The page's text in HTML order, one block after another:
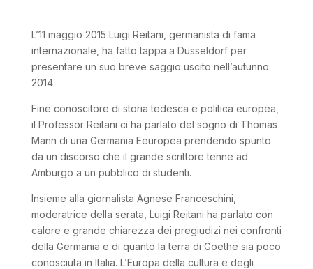
L’11 maggio 2015 Luigi Reitani, germanista di fama
internazionale, ha fatto tappa a Düsseldorf per
presentare un suo breve saggio uscito nell’autunno
2014.
Fine conoscitore di storia tedesca e politica europea,
il Professor Reitani ci ha parlato del sogno di Thomas
Mann di una Germania Eeuropea prendendo spunto
da un discorso che il grande scrittore tenne ad
Amburgo a un pubblico di studenti.
Insieme alla giornalista Agnese Franceschini,
moderatrice della serata, Luigi Reitani ha parlato con
calore e grande chiarezza dei pregiudizi nei confronti
della Germania e di quanto la terra di Goethe sia poco
conosciuta in Italia. L’Europa della cultura e degli